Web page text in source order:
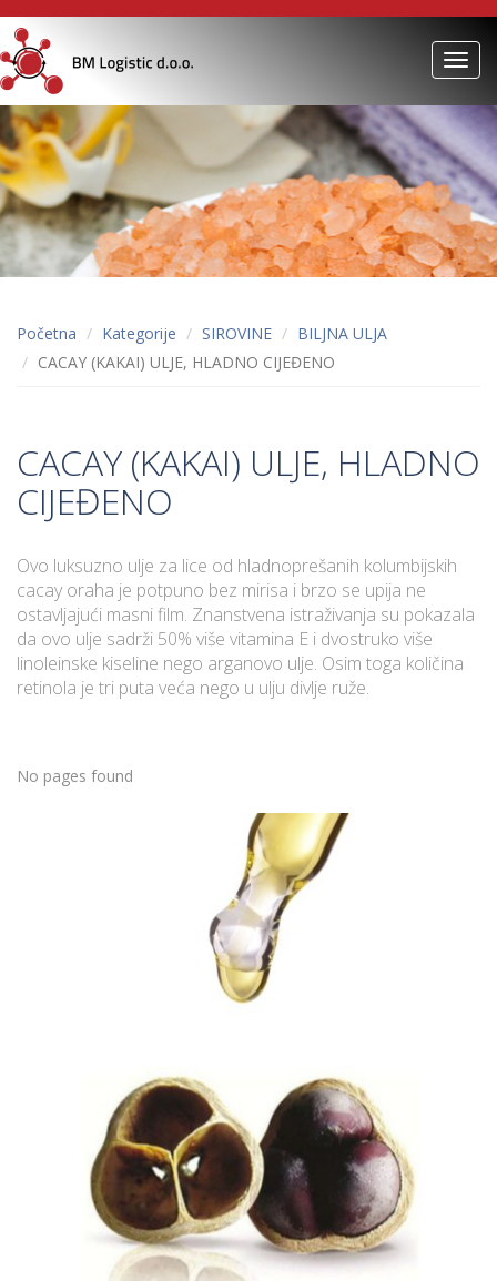
Početna Kategorije SIROVINE
BILJNA ULJA
CACAY (KAKAI) ULJE, HLADNO CIJEĐENO
CACAY (KAKAI) ULJE, HLADNO
CIJEĐENO
Ovo luksuzno ulje za lice od hladnoprešanih kolumbijskih
cacay oraha je potpuno bez mirisa i brzo se upija ne
ostavljajući masni film. Znanstvena istraživanja su pokazala
da ovo ulje sadrži 50% više vitamina E i dvostruko više
linoleinske kiseline nego arganovo ulje. Osim toga količina
retinola je tri puta veća nego u ulju divlje ruže.
No pages found